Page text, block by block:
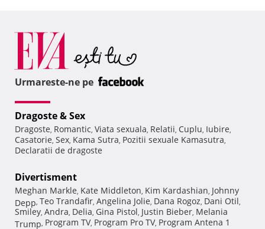
Urmareste-ne pe
Dragoste & Sex
Dragoste, Romantic, Viata sexuala, Relatii, Cuplu, Iubire,
Casatorie, Sex, Kama Sutra, Pozitii sexuale Kamasutra,
Declaratii de dragoste
Divertisment
Meghan Markle, Kate Middleton, Kim Kardashian, Johnny
Depp, Teo Trandafir, Angelina Jolie, Dana Rogoz, Dani Otil,
Smiley, Andra, Delia, Gina Pistol, Justin Bieber, Melania
Trump, Program TV, Program Pro TV, Program Antena 1